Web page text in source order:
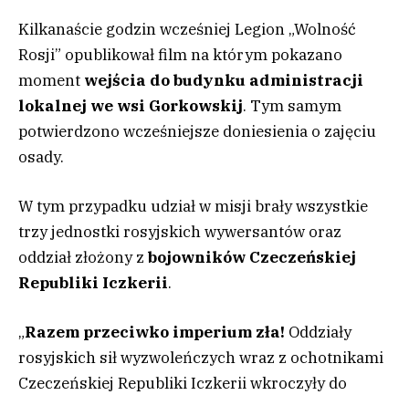
Kilkanaście godzin wcześniej Legion „Wolność
Rosji” opublikował film na którym pokazano
moment wejścia do budynku administracji
lokalnej we wsi Gorkowskij. Tym samym
potwierdzono wcześniejsze doniesienia o zajęciu
osady.
W tym przypadku udział w misji brały wszystkie
trzy jednostki rosyjskich wywersantów oraz
oddział złożony z bojowników Czeczeńskiej
Republiki Iczkerii.
„Razem przeciwko imperium zła! Oddziały
rosyjskich sił wyzwoleńczych wraz z ochotnikami
Czeczeńskiej Republiki Iczkerii wkroczyły do